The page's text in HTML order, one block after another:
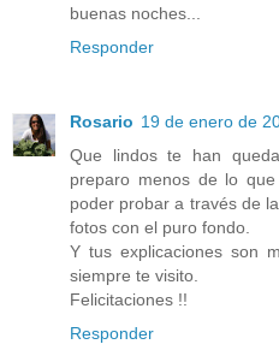
buenas noches...
Responder
Rosario 19 de enero de
Que lindos te han
preparo menos de lo
poder probar a través de
fotos con el puro fondo.
Y tus explicaciones son
siempre te visito.
Felicitaciones !!
Responder